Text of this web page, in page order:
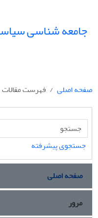
جامعه شناسی
صفحه اصلی
فهرست مقالات
جستجوی پیشرفته
صفحه اصلی
مرور